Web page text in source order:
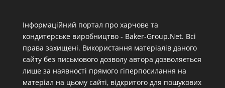
Інформаційний портал про харчове та
кондитерське виробництво - Baker-Group.Net. Всі
права захищені. Використання матеріалів даного
сайту без письмового дозволу автора дозволяється
лише за наявності прямого гіперпосилання на
матеріал на цьому сайті, відкритого для пошукових